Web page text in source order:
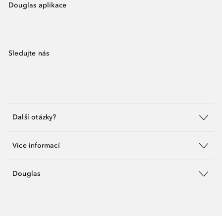
Douglas aplikace
Sledujte nás
Další otázky?
Více informací
Douglas